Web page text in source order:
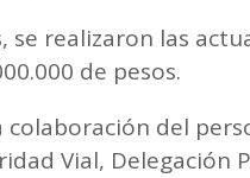
se realizaron las
de pesos.
del
Vial, Delegación